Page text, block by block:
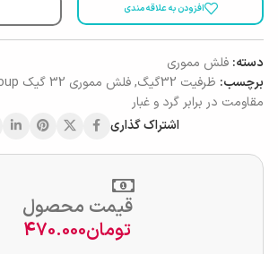
افزودن به علاقه مندی
دسته: فلش مموری
برچسب: ظرفیت 32گیگ ,فلش مموری 32 گیک teamgroup مدل c171
مقاومت در برابر گرد و غبار
اشتراک گذاری
قیمت محصول
تومان470.000